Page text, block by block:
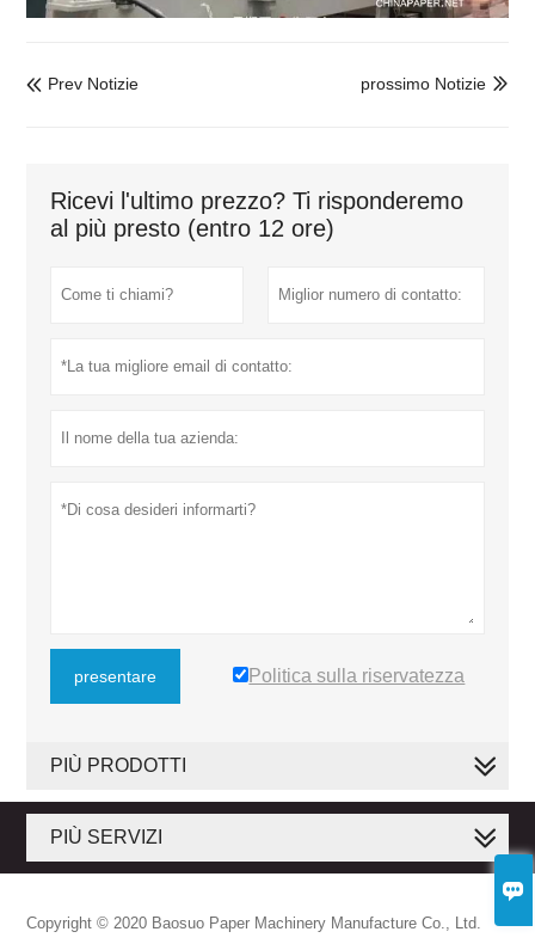

 Prev Notizie 
prossimo Notizie
Ricevi l'ultimo prezzo? Ti risponderemo
al più presto (entro 12 ore)
presentare Politica sulla riservatezza
PIÙ PRODOTTI
PIÙ SERVIZI
Copyright © 2020 Baosuo Paper Machinery Manufacture Co., Ltd.